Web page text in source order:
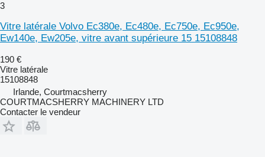
3
Vitre latérale Volvo Ec380e, Ec480e, Ec750e, Ec950e,
Ew140e, Ew205e, vitre avant supérieure 15 15108848
190 €
Vitre latérale
15108848
Irlande, Courtmacsherry
COURTMACSHERRY MACHINERY LTD
Contacter le vendeur